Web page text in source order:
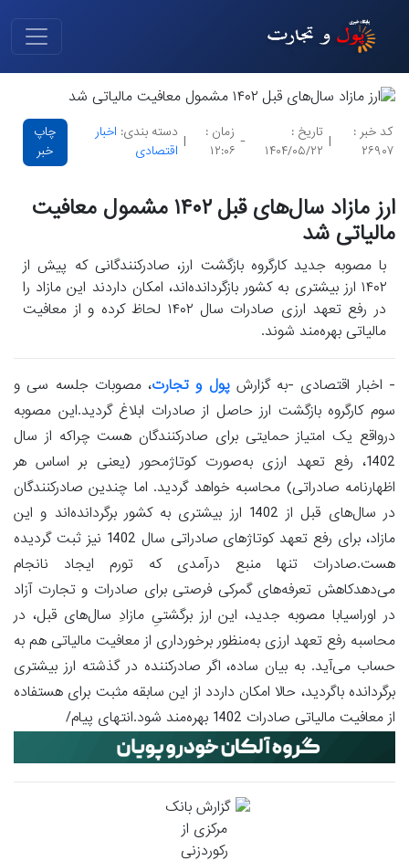
کد خبر :
۲۶۹۰۷
|
تاریخ :
۱۴۰۴/۰۵/۲۲
-
زمان :
۱۲:۰۶
|
دسته بندی: اخبار
اقتصادی
چاپ
خبر
ارز مازاد سال‌های قبل ۱۴۰۲ مشمول معافیت
مالیاتی شد
با مصوبه جدید کارگروه بازگشت ارز، صادرکنندگانی که پیش از
۱۴۰۲ ارز بیشتری به کشور بازگردانده‌اند، امکان داردند این مازاد را
در رفع تعهد ارزی صادرات سال ۱۴۰۲ لحاظ کرده و از معافیت
مالیاتی بهره‌مند شوند.
- اخبار اقتصادی -به گزارشپول و تجارت، مصوبات جلسه سی و
سوم کارگروه بازگشت ارز حاصل از صادرات ابلاغ گردید.این مصوبه
درواقع یک امتیاز حمایتی برای صادرکنندگان هست چراکه از سال
1402، رفع تعهد ارزی به‌صورت کوتاژمحور (یعنی بر اساس هر
اظهارنامه صادراتی) محاسبه خواهد گردید. اما چندین صادرکنندگان
در سال‌های قبل از 1402 ارز بیشتری به کشور برگردانده‌اند و این
مازاد، برای رفع تعهد کوتاژهای صادراتی سال 1402 نیز ثبت گردیده
هست.صادرات تنها منبع درآمدی که تورم ایجاد نانجام
می‌دهدکاهش تعرفه‌های گمرکی فرصتی برای صادرات و تجارت آزاد
در اوراسیابا مصوبه جدید، این ارز برگشتیِ مازادِ سال‌های قبل، در
محاسبه رفع تعهد ارزی به‌منظور برخورداری از معافیت مالیاتی هم به
حساب می‌آید. به بیان ساده، اگر صادرکننده در گذشته ارز بیشتری
برگردانده باگردید، حالا امکان داردد از این سابقه مثبت برای هستفاده
از معافیت مالیاتی صادرات 1402 بهره‌مند شود.انتهای پیام/